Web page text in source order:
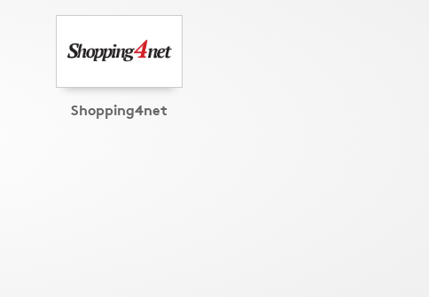
Shopping4net